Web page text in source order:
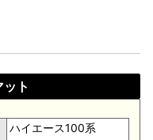
ト
ハイエース100系